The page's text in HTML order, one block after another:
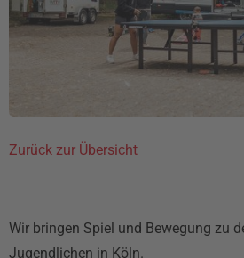
Zurück zur Übersicht
Wir bringen Spiel und Bewegung zu
Jugendlichen in Köln.